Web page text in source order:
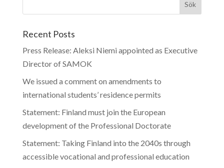
Recent Posts
Press Release: Aleksi Niemi appointed as Executive
Director of SAMOK
We issued a comment on amendments to
international students’ residence permits
Statement: Finland must join the European
development of the Professional Doctorate
Statement: Taking Finland into the 2040s through
accessible vocational and professional education